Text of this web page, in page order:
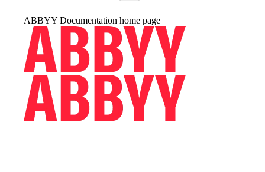
ABBYY Documentation home page